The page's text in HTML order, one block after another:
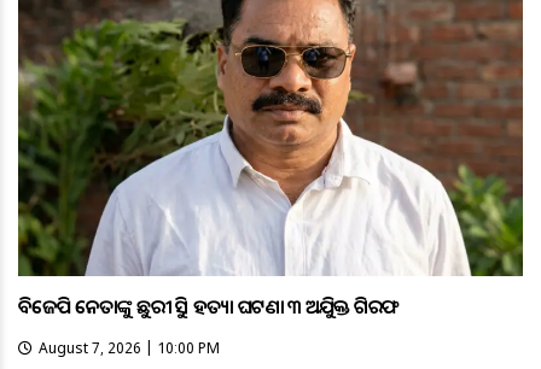
ବିଜେପି ନେତାଙ୍କୁ ଛୁରୀ ଭୁସି ହତ୍ୟା ଘଟଣା ୩ ଅଭିଯୁକ୍ତ ଗିରଫ
August 7, 2026 | 10:00 PM